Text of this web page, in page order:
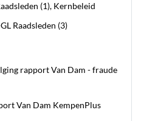
(1), Kernbeleid
Raadsleden (3)
rapport Van Dam - fraude
Van Dam KempenPlus